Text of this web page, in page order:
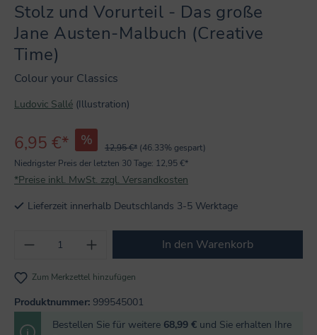
Stolz und Vorurteil - Das große
Jane Austen-Malbuch (Creative
Time)
Colour your Classics
Ludovic Sallé (Illustration)
6,95 €* % 12,95 €* (46.33% gespart)
Niedrigster Preis der letzten 30 Tage: 12,95 €*
*Preise inkl. MwSt. zzgl. Versandkosten
Lieferzeit innerhalb Deutschlands 3-5 Werktage
Produkt Anzahl: Gib den gewünschten
In den Warenkorb
Zum Merkzettel hinzufügen
Produktnummer: 999545001
Bestellen Sie für weitere 68,99 € und Sie erhalten Ihre